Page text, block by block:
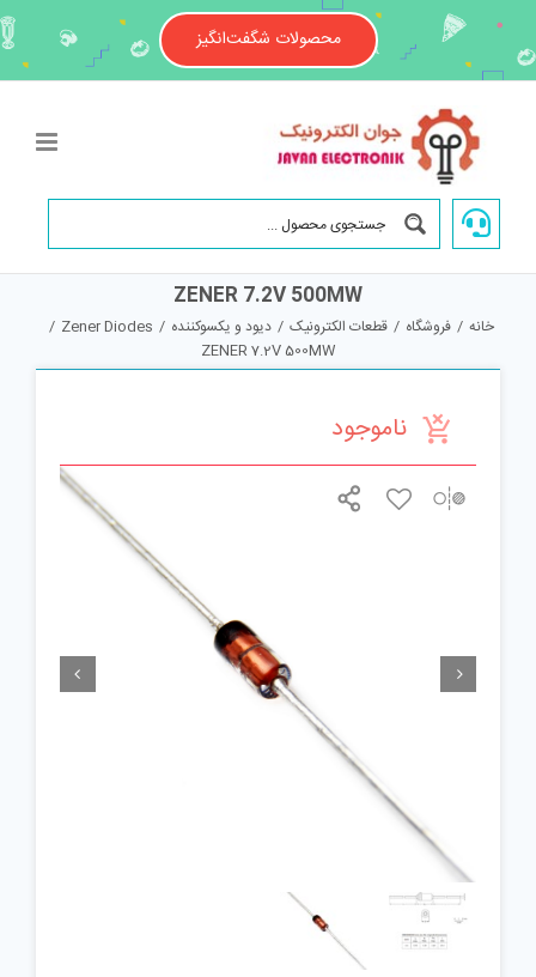
content
محصولات شگفت‌انگیز
ZENER 7.2V 500MW
خانه / فروشگاه / قطعات الکترونیک / دیود و یکسوکننده /
Zener Diodes
/
ZENER 7.2V 500MW
ناموجود
 